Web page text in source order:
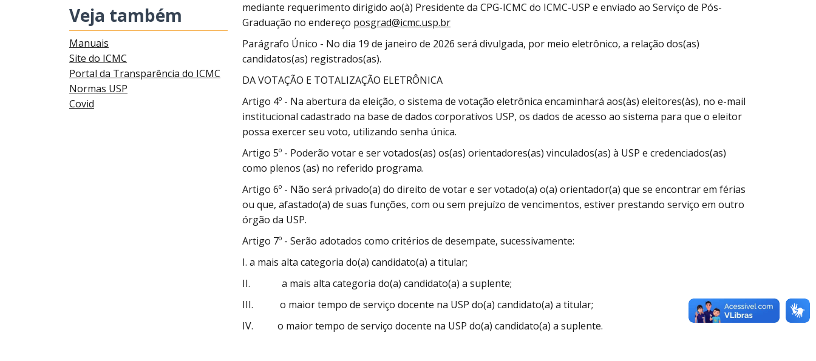
Veja também
Manuais
Site do ICMC
Portal da Transparência do ICMC
Normas USP
Covid
mediante requerimento dirigido ao(à) Presidente da CPG-ICMC do ICMC-USP e enviado ao Serviço de Pós-
Graduação no endereço posgrad@icmc.usp.br
Parágrafo Único - No dia 19 de janeiro de 2026 será divulgada, por meio eletrônico, a relação dos(as)
candidatos(as) registrados(as).
DA VOTAÇÃO E TOTALIZAÇÃO ELETRÔNICA
Artigo 4º - Na abertura da eleição, o sistema de votação eletrônica encaminhará aos(às) eleitores(às), no e-mail
institucional cadastrado na base de dados corporativos USP, os dados de acesso ao sistema para que o eleitor
possa exercer seu voto, utilizando senha única.
Artigo 5º - Poderão votar e ser votados(as) os(as) orientadores(as) vinculados(as) à USP e credenciados(as)
como plenos (as) no referido programa.
Artigo 6º - Não será privado(a) do direito de votar e ser votado(a) o(a) orientador(a) que se encontrar em férias
ou que, afastado(a) de suas funções, com ou sem prejuízo de vencimentos, estiver prestando serviço em outro
órgão da USP.
Artigo 7º - Serão adotados como critérios de desempate, sucessivamente:
I. a mais alta categoria do(a) candidato(a) a titular;
II. a mais alta categoria do(a) candidato(a) a suplente;
III. o maior tempo de serviço docente na USP do(a) candidato(a) a titular;
IV. o maior tempo de serviço docente na USP do(a) candidato(a) a suplente.